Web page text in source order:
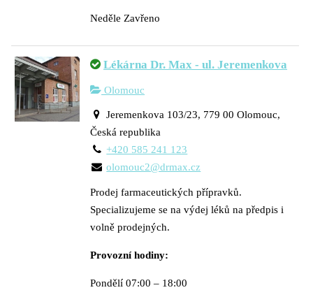
Neděle Zavřeno
Lékárna Dr. Max - ul. Jeremenkova
Olomouc
Jeremenkova 103/23, 779 00 Olomouc,
Česká republika
+420 585 241 123
olomouc2@drmax.cz
Prodej farmaceutických přípravků.
Specializujeme se na výdej léků na předpis i
volně prodejných.
Provozní hodiny:
Pondělí 07:00 – 18:00